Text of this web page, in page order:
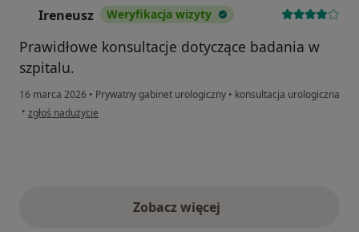
Ireneusz Weryfikacja wizyty
Prawidłowe konsultacje dotyczące badania w
szpitalu.
16 marca 2026 • Prywatny gabinet urologiczny • konsultacja urologiczna
• w opinii użytkownika Ireneusz
zgłoś nadużycie
Zobacz więcejopinie powyżej